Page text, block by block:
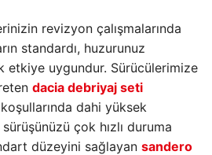
revizyon çalışmalarında
standardı, huzurunuz
etkiye uygundur. Sürücülerimize
dacia debriyaj seti
dahi yüksek
çok hızlı duruma
düzeyini sağlayan sandero